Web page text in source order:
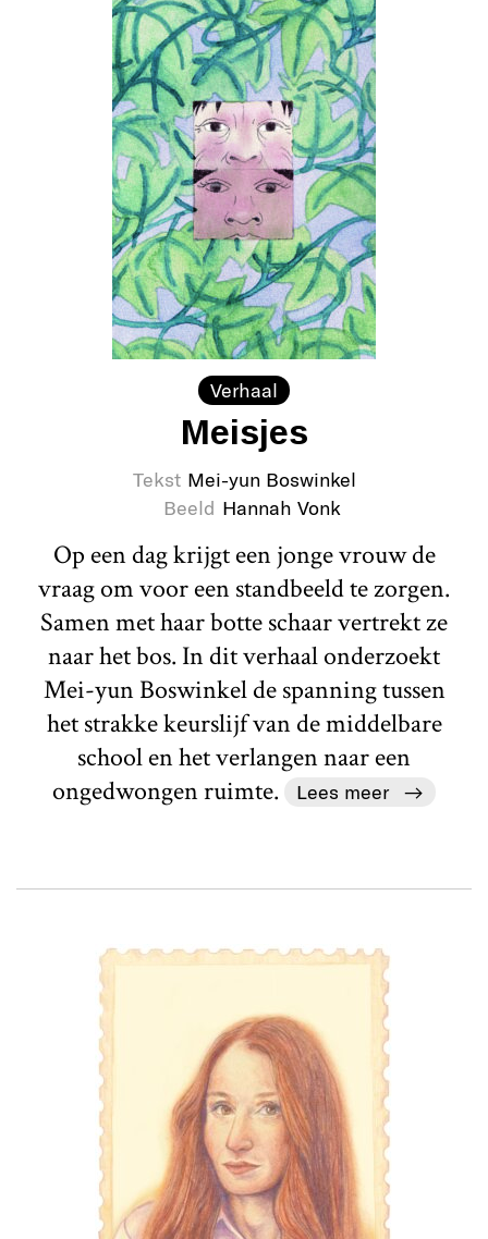
Verhaal
Meisjes
Tekst Mei-yun Boswinkel
Beeld Hannah Vonk
Op een dag krijgt een jonge vrouw de
vraag om voor een standbeeld te zorgen.
Samen met haar botte schaar vertrekt ze
naar het bos. In dit verhaal onderzoekt
Mei-yun Boswinkel de spanning tussen
het strakke keurslijf van de middelbare
school en het verlangen naar een
ongedwongen ruimte.
Lees meer